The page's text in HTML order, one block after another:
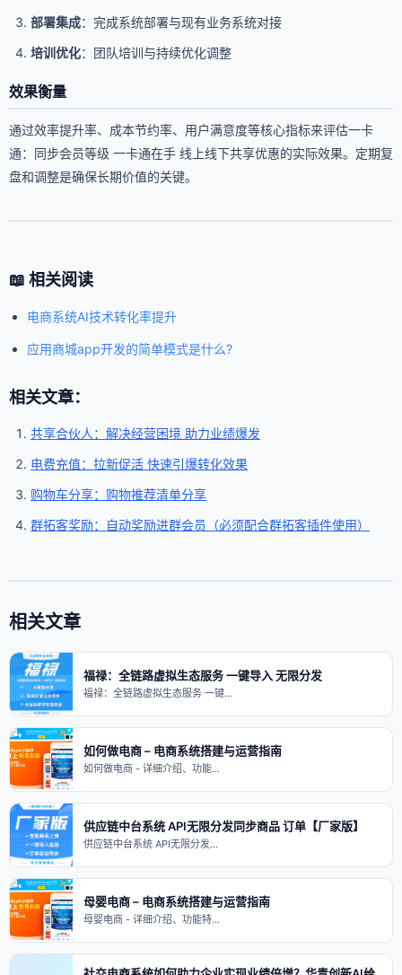
部署集成：完成系统部署与现有业务系统对接
培训优化：团队培训与持续优化调整
效果衡量
通过效率提升率、成本节约率、用户满意度等核心指标来评估一卡
通：同步会员等级 一卡通在手 线上线下共享优惠的实际效果。定期复
盘和调整是确保长期价值的关键。
📖 相关阅读
电商系统AI技术转化率提升
应用商城app开发的简单模式是什么?
相关文章：
共享合伙人：解决经营困境 助力业绩爆发
电费充值：拉新促活 快速引爆转化效果
购物车分享：购物推荐清单分享
群拓客奖励：自动奖励进群会员（必须配合群拓客插件使用）
相关文章
福禄：全链路虚拟生态服务 一键导入 无限分发
福禄：全链路虚拟生态服务 一键…
如何做电商 – 电商系统搭建与运营指南
如何做电商 - 详细介绍、功能…
供应链中台系统 API无限分发同步商品 订单【厂家版】
供应链中台系统 API无限分发…
母婴电商 – 电商系统搭建与运营指南
母婴电商 - 详细介绍、功能特…